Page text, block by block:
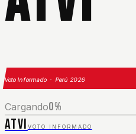
Voto Informado · Perú 2026
Cargando0%
ATVI VOTO INFORMADO